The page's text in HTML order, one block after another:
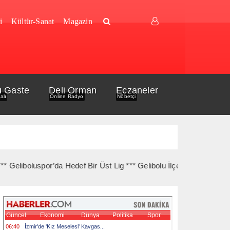
Kültür-Sanat Magazin
Gaste Deli Orman
Online Radyo
Eczaneler
Nöbetçi
Hedef Bir Üst Lig *** Gelibolu İlçe Sağlık’tan Sıtma Eğitimi